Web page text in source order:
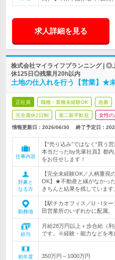
求人詳細を見る
株式会社マイライフプランニング |
休125日◎残業月20h以内
土地の仕入れを行う【営業】★
正社員 職種・業種未経験OK 急募
完全週休2日制 第二新卒歓迎 女性の
情報更新日：2026/06/30 終了予定日：
仕事内容
【“売り込み”ではなく“買う
本当だったby先輩社員】都
をお任せします！
対象と
なる方
【完全未経験OK／人柄重視
OK】★不動産と縁がなかっ
きちんと結果を残しています
勤務地
【駅チカオフィス／U・Iタ
田営業所のいずれかに配属
給与
月給28万円以上＋歩合給（
です。※経験・能力などを考
初年度
350万円～1000万円